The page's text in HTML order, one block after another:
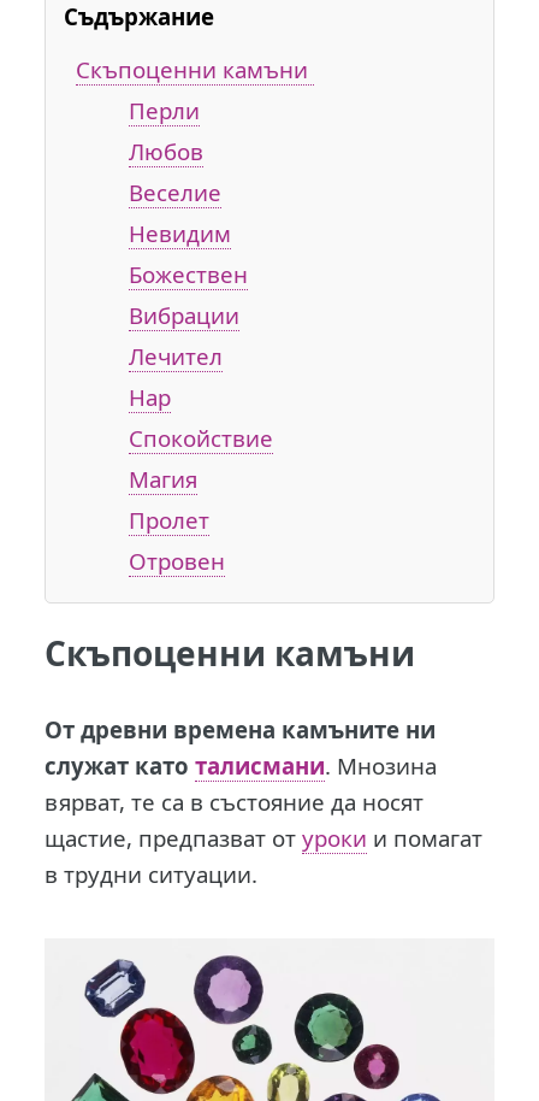
Съдържание
Скъпоценни камъни
Перли
Любов
Веселие
Невидим
Божествен
Вибрации
Лечител
Нар
Спокойствие
Магия
Пролет
Отровен
Скъпоценни камъни
От древни времена камъните ни
служат катоталисмани. Мнозина
вярват, те са в състояние да носят
щастие, предпазват отуроки и помагат
в трудни ситуации.